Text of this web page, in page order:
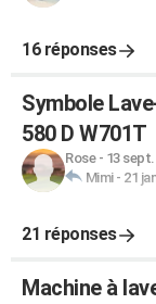
16 réponses
Symbole
580 D W701T
Rose- 13 sept.
Mimi- 21
21 réponses
Machine à